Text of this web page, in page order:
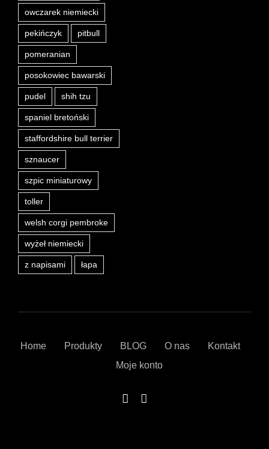
owczarek niemiecki
pekińczyk pitbull
pomeranian
posokowiec bawarski
pudel shih tzu
spaniel bretoński
staffordshire bull terrier
sznaucer
szpic miniaturowy
toller
welsh corgi pembroke
wyżeł niemiecki
z napisami łapa
Home Produkty BLOG O nas
Kontakt
Moje konto